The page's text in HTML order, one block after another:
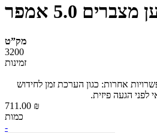
5.0 אמפר
מק”ט
3200
זמינות
אחרות: כגון הערכת זמן לחידוש
711.00 ₪
כמות
-